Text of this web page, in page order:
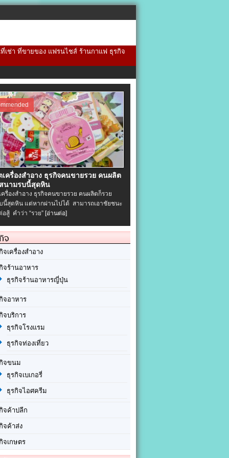
เช่า ที่ขายของ แฟรนไชส์ ร้านกาแฟ ธุรกิจ
เครื่องสําอาง ธุรกิจคนขายรวย คนผลิต
นามรบนี้สุดหิน
ครื่องสําอาง ธุรกิจคนขายรวย คนผลิตก็รวย
นี้สุดหิน แต่หากผ่านไปได้ สามารถเอาชัยชนะ
อสู้ คำว่า “รวย” [อ่านต่อ]
จ
จเครื่องสำอาง
จร้านอาหาร
ธุรกิจร้านอาหารญี่ปุ่น
จอาหาร
จบริการ
ธุรกิจโรงแรม
ธุรกิจท่องเที่ยว
จขนม
ธุรกิจเบเกอรี่
ธุรกิจไอศครีม
จค้าปลีก
จค้าส่ง
จเกษตร